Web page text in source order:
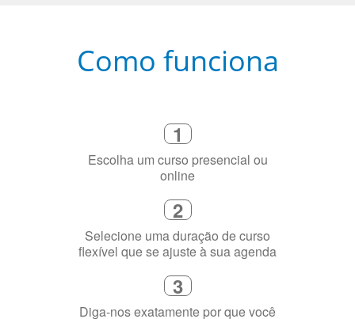
Como funciona
1
Escolha um curso presencial ou
2
Selecione uma duração de curso
3